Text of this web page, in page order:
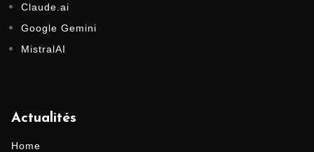
Claude.ai
Google Gemini
MistralAI
Actualités
Home